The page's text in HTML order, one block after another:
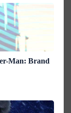
Man: Brand